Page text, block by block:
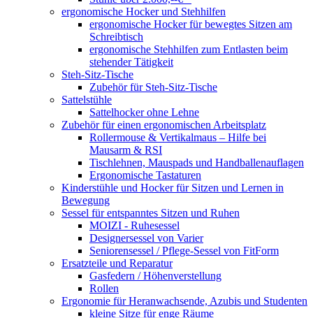
ergonomische Hocker und Stehhilfen
ergonomische Hocker für bewegtes Sitzen am
Schreibtisch
ergonomische Stehhilfen zum Entlasten beim
stehender Tätigkeit
Steh-Sitz-Tische
Zubehör für Steh-Sitz-Tische
Sattelstühle
Sattelhocker ohne Lehne
Zubehör für einen ergonomischen Arbeitsplatz
Rollermouse & Vertikalmaus – Hilfe bei
Mausarm & RSI
Tischlehnen, Mauspads und Handballenauflagen
Ergonomische Tastaturen
Kinderstühle und Hocker für Sitzen und Lernen in
Bewegung
Sessel für entspanntes Sitzen und Ruhen
MOIZI - Ruhesessel
Designersessel von Varier
Seniorensessel / Pflege-Sessel von FitForm
Ersatzteile und Reparatur
Gasfedern / Höhenverstellung
Rollen
Ergonomie für Heranwachsende, Azubis und Studenten
kleine Sitze für enge Räume